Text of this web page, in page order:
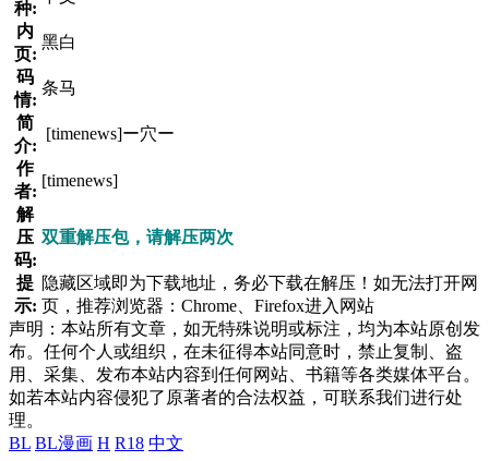
种:
内
页:
黑白
码
情:
条马
简
介:
[timenews]ー穴ー
作
者:
[timenews]
解
压
码:
双重解压包，请解压两次
提
示:
隐藏区域即为下载地址，务必下载在解压！如无法打开网
页，推荐浏览器：Chrome、Firefox进入网站
声明：本站所有文章，如无特殊说明或标注，均为本站原创发
布。任何个人或组织，在未征得本站同意时，禁止复制、盗
用、采集、发布本站内容到任何网站、书籍等各类媒体平台。
如若本站内容侵犯了原著者的合法权益，可联系我们进行处
理。
BL BL漫画 H R18 中文